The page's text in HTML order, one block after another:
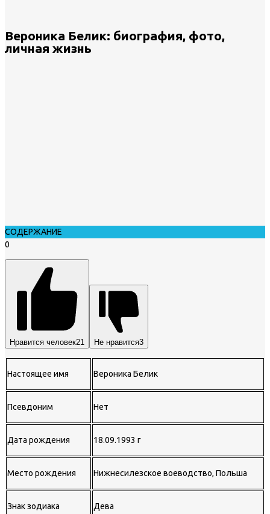
Вероника Белик: биография, фото,
личная жизнь
СОДЕРЖАНИЕ
0
Нравится человек21 Не нравится3
Настоящее имя Вероника Белик
Псевдоним Нет
Дата рождения 18.09.1993 г
Место рождения Нижнесилезское воеводство, Польша
Знак зодиака Дева